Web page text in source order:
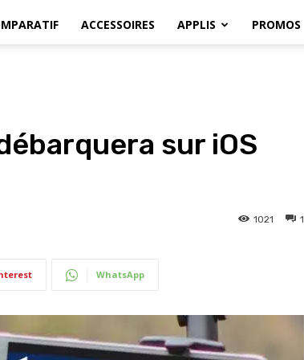
ACCESSOIRES APPLIS PROMOS
sur iOS
1
1021
WhatsApp